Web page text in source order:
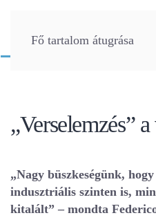
Fő tartalom átugrása
„Verselemzés”
„Nagy büszkeségünk,
indusztriális szinten is,
kitalált” – mondta